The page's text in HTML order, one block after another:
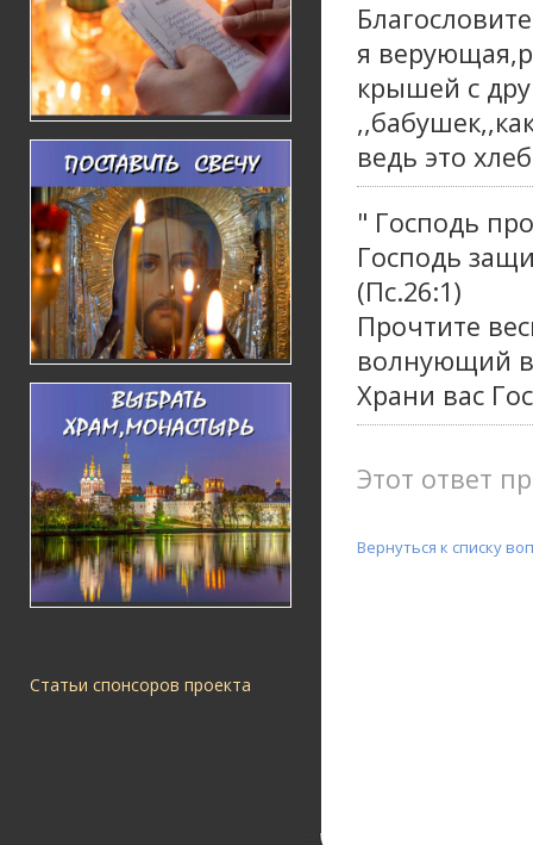
Статьи спонсоров проекта
я
крышей с
ведь это
" Господь
Господь
(Пс.26:1)
Прочтите
волнующий
Храни вас
Этот ответ
Вернуться к списку